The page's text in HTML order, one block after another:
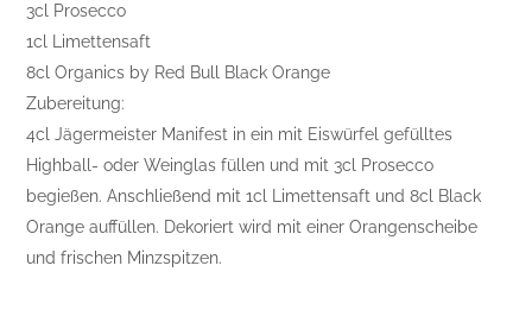
3cl Prosecco
1cl Limettensaft
8cl Organics by Red Bull Black Orange
Zubereitung:
4cl Jägermeister Manifest in ein mit Eiswürfel gefülltes
Highball- oder Weinglas füllen und mit 3cl Prosecco
begießen. Anschließend mit 1cl Limettensaft und 8cl Black
Orange auffüllen. Dekoriert wird mit einer Orangenscheibe
und frischen Minzspitzen.